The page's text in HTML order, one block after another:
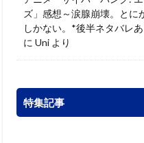
ズ」感想～涙腺崩壊。とに
しかない。*後半ネタバレあ
に Uni より
特集記事